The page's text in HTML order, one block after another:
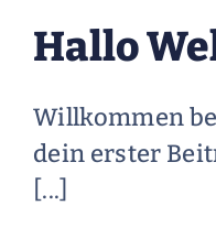
Hallo
Willkommen
dein erster
[...]